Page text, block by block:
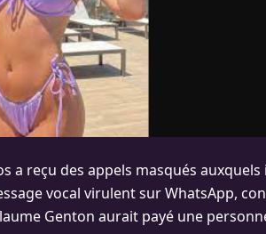
a reçu des appels masqués auxquels
vocal virulent sur WhatsApp,
Genton aurait payé une